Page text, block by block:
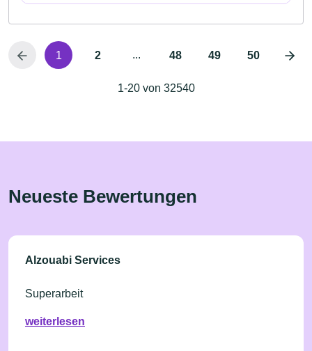
1 2 ... 48 49 50
1-20 von 32540
Neueste Bewertungen
Alzouabi Services
Superarbeit
weiterlesen